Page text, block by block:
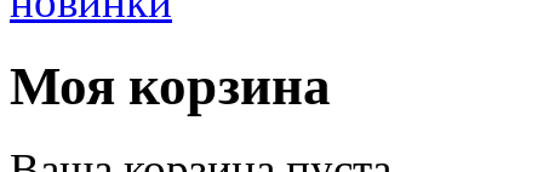
Моя корзина